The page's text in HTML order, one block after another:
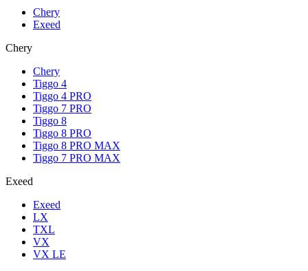
Chery
Exeed
Chery
Chery
Tiggo 4
Tiggo 4 PRO
Tiggo 7 PRO
Tiggo 8
Tiggo 8 PRO
Tiggo 8 PRO MAX
Tiggo 7 PRO MAX
Exeed
Exeed
LX
TXL
VX
VX LE